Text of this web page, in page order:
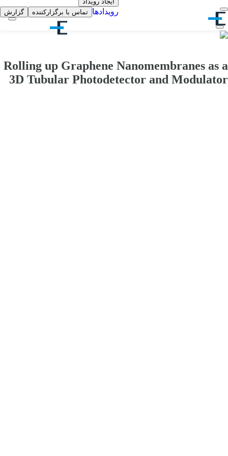
رویدادها تماس با برگزارکننده گزارش
Rolling up Graphene Nanomembranes as a
3D Tubular Photodetector and Modulator